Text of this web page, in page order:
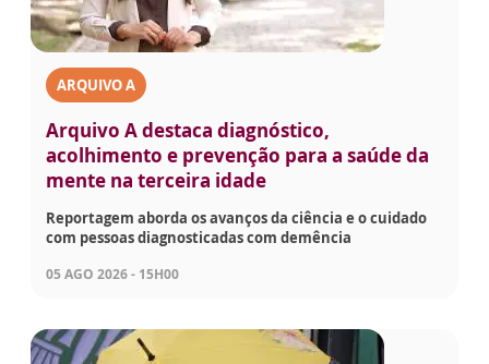
ARQUIVO A
Arquivo A destaca diagnóstico,
acolhimento e prevenção para a saúde da
mente na terceira idade
Reportagem aborda os avanços da ciência e o cuidado
com pessoas diagnosticadas com demência
05 AGO 2026 - 15H00